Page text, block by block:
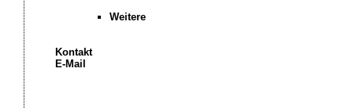
Weitere
Kontakt
E-Mail